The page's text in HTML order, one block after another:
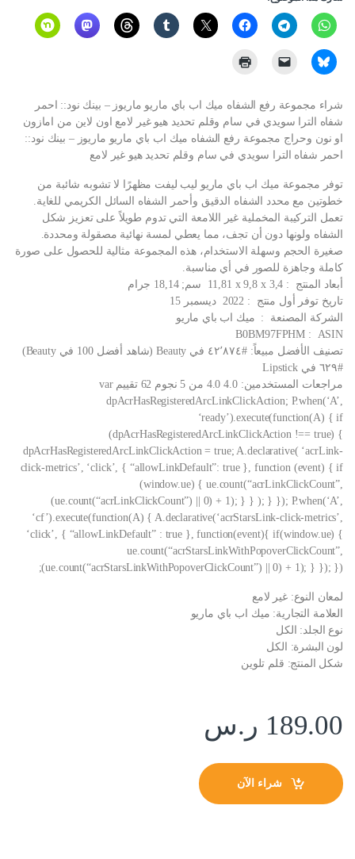
شراء مجموعة رفع الشفاه ميك اب باي ماريو ماريوز – بينك نود:: احمر
شفاه الترا سويدي في سام وقلم تحديد هيو غير لامع اون لاين من امازون
او نون وحراج مجموعة رفع الشفاه ميك اب باي ماريو ماريوز – بينك نود::
احمر شفاه الترا سويدي في سام وقلم تحديد هيو غير لامع
توفر مجموعة ميك اب باي ماريو ليب ليفت مظهرًا لا تشوبه شائبة من
خطوتين مع محدد الشفاه الدقيق وأحمر الشفاه السائل الكريمي للغاية.
تعمل التركيبة المخملية غير اللامعة التي تدوم طويلاً على تعزيز شكل
الشفاه ولونها دون أن تجف، مما يعطي لمسة نهائية مصقولة ومحددة.
صغيرة الحجم وسهلة الاستخدام، هذه المجموعة مثالية للحصول على صورة
كاملة وجاهزة للصور في أي مناسبة.
أبعاد المنتج ‏ : ‎ 11,81 x 9,8 x 3,4 سم; 18,14 جرام
تاريخ توفر أول منتج ‏ : ‎ 2022 ديسمبر 15
الشركة المصنعة ‏ : ‎ ميك اب باي ماريو
ASIN ‏ : ‎ B0BM97FPHM
تصنيف الأفضل مبيعاً: #٤٢٬٨٧٤ في Beauty (شاهد أفضل 100 في Beauty)
#٦٢٩ في Lipstick
مراجعات المستخدمين: 4.0 4.0 من 5 نجوم 62 تقييم var
dpAcrHasRegisteredArcLinkClickAction; P.when(‘A’,
‘ready’).execute(function(A) { if
(dpAcrHasRegisteredArcLinkClickAction !== true) {
dpAcrHasRegisteredArcLinkClickAction = true; A.declarative( ‘acrLink-
click-metrics’, ‘click’, { “allowLinkDefault”: true }, function (event) { if
(window.ue) { ue.count(“acrLinkClickCount”,
(ue.count(“acrLinkClickCount”) || 0) + 1); } } ); } }); P.when(‘A’,
‘cf’).execute(function(A) { A.declarative(‘acrStarsLink-click-metrics’,
‘click’, { “allowLinkDefault” : true }, function(event){ if(window.ue) {
ue.count(“acrStarsLinkWithPopoverClickCount”,
(ue.count(“acrStarsLinkWithPopoverClickCount”) || 0) + 1); } }); });
لمعان النوع: غير لامع
العلامة التجارية: ميك اب باي ماريو
نوع الجلد: الكل
لون البشرة: الكل
شكل المنتج: قلم تلوين
189.00 ر.س
شراء الآن